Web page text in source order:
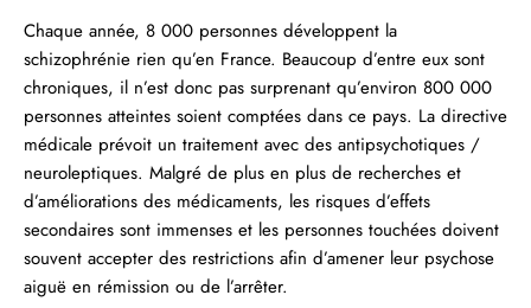
Chaque année, 8 000 personnes développent la
schizophrénie rien qu’en France. Beaucoup d’entre eux sont
chroniques, il n’est donc pas surprenant qu’environ 800 000
personnes atteintes soient comptées dans ce pays. La directive
médicale prévoit un traitement avec des antipsychotiques /
neuroleptiques. Malgré de plus en plus de recherches et
d’améliorations des médicaments, les risques d’effets
secondaires sont immenses et les personnes touchées doivent
souvent accepter des restrictions afin d’amener leur psychose
aiguë en rémission ou de l’arrêter.